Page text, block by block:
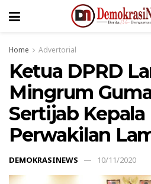
Home Advertorial
Ketua DPRD
Mingrum
Sertijab Kepala
Perwakilan
DEMOKRASINEWS 10/11/2020